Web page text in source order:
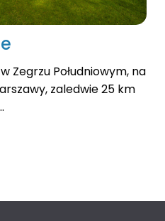
Zegrzu Południowym, na
zaledwie 25 km